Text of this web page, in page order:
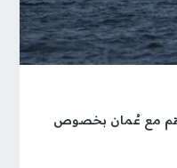
مع عُمان بخصوص